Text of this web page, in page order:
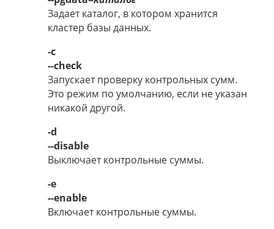
Задает каталог, в котором хранится
кластер базы данных.
-c
--check
Запускает проверку контрольных сумм.
Это режим по умолчанию, если не указан
никакой другой.
-d
--disable
Выключает контрольные суммы.
-e
--enable
Включает контрольные суммы.